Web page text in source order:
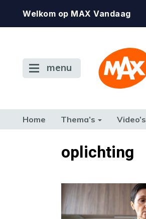
Welkom op MAX Vandaag
menu
Home Thema’s Video’s
TERUG NAAR TOENoplichting